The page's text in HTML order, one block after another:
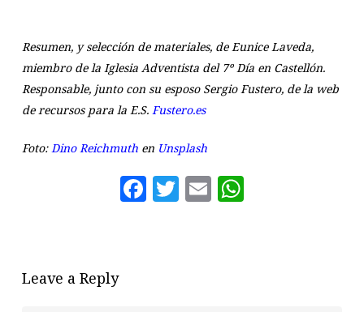
Resumen, y selección de materiales, de Eunice Laveda,
miembro de la Iglesia Adventista del 7º Día en Castellón.
Responsable, junto con su esposo Sergio Fustero, de la web
de recursos para la E.S. Fustero.es
Foto: Dino Reichmuthen Unsplash
Facebook
Twitter
Email
Leave a Reply